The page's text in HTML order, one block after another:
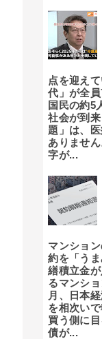
点を迎え
代」が全
国民の約5
社会が到
題」は、
ありませ
字が...
マンショ
約を「う
繕積立金
るマンシ
月、日本
を相次い
買う側に
債が...